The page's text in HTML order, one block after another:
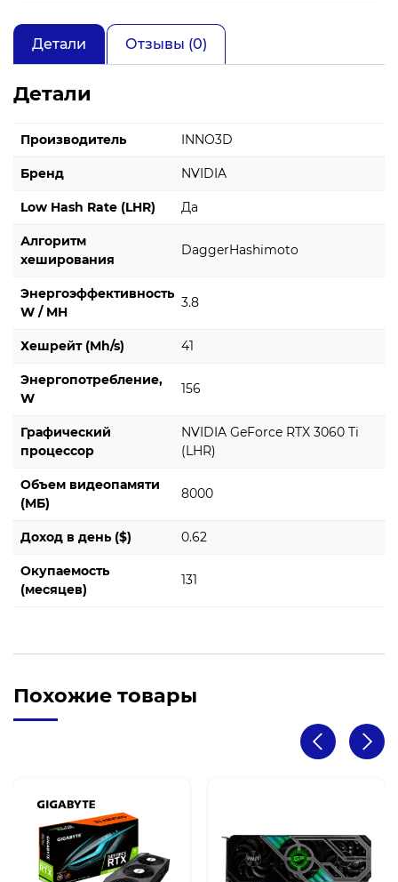
Детали Отзывы (0)
Детали
Производитель INNO3D
Бренд NVIDIA
Low Hash Rate (LHR) Да
Алгоритм
хеширования
DaggerHashimoto
Энергоэффективность
W / MH
3.8
Хешрейт (Mh/s) 41
Энергопотребление,
W
156
Графический
процессор
NVIDIA GeForce RTX 3060 Ti
(LHR)
Объем видеопамяти
(МБ)
8000
Доход в день ($) 0.62
Окупаемость
(месяцев)
131
Похожие товары